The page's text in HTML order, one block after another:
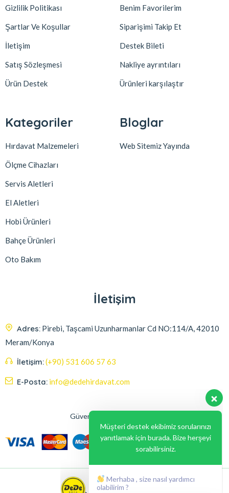
Gizlilik Politikası
Şartlar Ve Koşullar
İletişim
Satış Sözleşmesi
Ürün Destek
Benim Favorilerim
Siparişimi Takip Et
Destek Bileti
Nakliye ayrıntıları
Ürünleri karşılaştır
Kategoriler
Hırdavat Malzemeleri
Ölçme Cihazları
Servis Aletleri
El Aletleri
Hobi Ürünleri
Bahçe Ürünleri
Oto Bakım
Bloglar
Web Sitemiz Yayında
İletişim
Adres: Pirebi, Taşcami Uzunharmanlar Cd NO:114/A, 42010
Meram/Konya
İletişim:(+90) 531 606 57 63
E-Posta: info@dedehirdavat.com
Güvenli Ödeme Seçenekleri
Müşteri destek ekibimiz sorularınızı
yanıtlamak için burada. Bize herşeyi
sorabilirsiniz.
Merhaba , size nasıl yardımcı
olabilirim ?